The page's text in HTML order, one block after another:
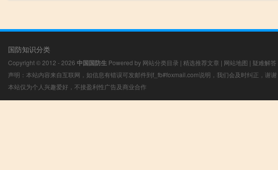
国防知识分类
Copyright © 2012 - 2026 中国国防生 Powered by 网站分类目录 | 精选推荐文章 | 网站地图 | 疑难解答
声明：本站内容来自互联网，如信息有错误可发邮件到f_fb#foxmail.com说明，我们会及时纠正，谢谢
本站仅为个人兴趣爱好，不接盈利性广告及商业合作